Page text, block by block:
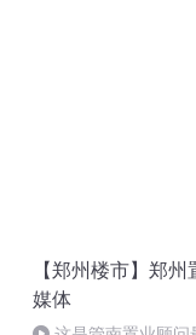
【郑州楼市】郑
媒体